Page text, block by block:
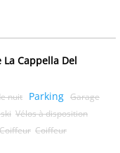
Cappella Del
nuit Parking Garage
Vélos à disposition
Coiffeur Coiffeur